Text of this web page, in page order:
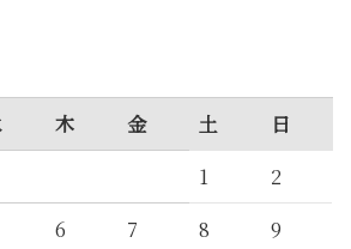
木 金 土
日
1
2
6 7 8
9